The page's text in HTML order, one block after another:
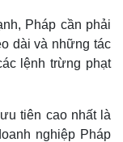
Pháp cần phải
dài và những tác
lệnh trừng phạt
tiên cao nhất là
nghiệp Pháp